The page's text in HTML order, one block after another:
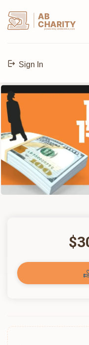
AB
CHARITY
powerd by ahblicklive.com
Sign In